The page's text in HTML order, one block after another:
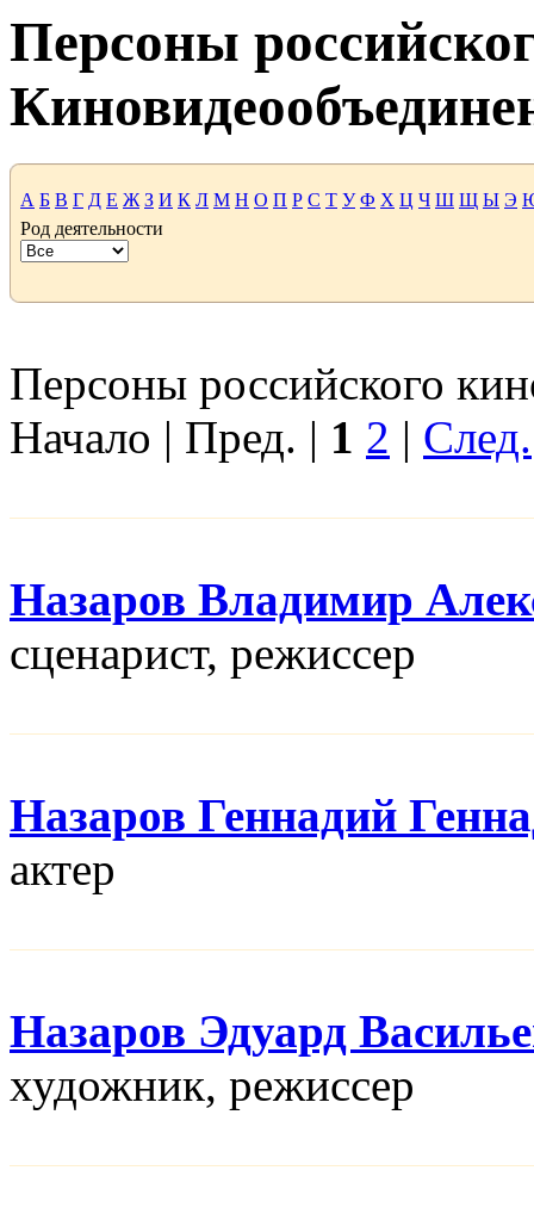
Персоны
А Б В Г Д Е Ж З И К Л М Н О П Р С Т У Ф Х Ц Ч Ш Щ Ы Э
Род деятельности
Персоны российского
Начало | Пред. | 1 2 | След.
Назаров Владимир
сценарист, режисcер
Назаров Геннадий
актер
Назаров Эдуард
художник, режисcер